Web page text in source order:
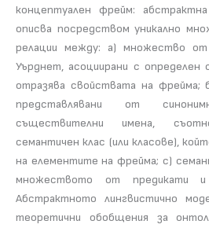
концептуален фрейм:
описва посредством уникално
релации между: а) множество от
Уърднет, асоциирани с определен
отразява свойствата на фрейма;
представлявани от
съществителни имена,
семантичен клас (или класове),
на елементите на фрейма; с)
множеството от предикати и
Абстрактното лингвистично
теоретични обобщения за